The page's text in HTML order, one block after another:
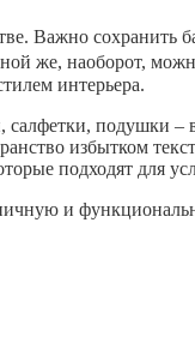
Важно
же, наоборот,
интерьера.
подушки –
избытком
подходят для
и